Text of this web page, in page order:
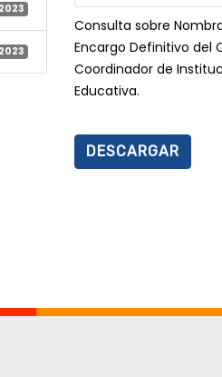
Consulta sobre
Encargo Definitivo del
Coordinador de
Educativa.
DESCARGAR